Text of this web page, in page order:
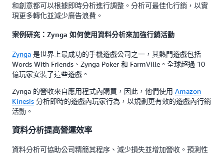
和創意都可以根據即時分析進行調整。分析可最佳化行銷，以實
現更多轉化並減少廣告浪費。
案例研究：Zynga 如何使用資料分析來加強行銷活動
Zynga 是世界上最成功的手機遊戲公司之一，其熱門遊戲包括
Words With Friends、Zynga Poker 和 FarmVille。全球超過 10
億玩家安裝了這些遊戲。
Zynga 的營收來自應用程式內購買，因此，他們使用 Amazon
Kinesis 分析即時的遊戲內玩家行為，以規劃更有效的遊戲內行銷
活動。
資料分析提高營運效率
資料分析可協助公司精簡其程序、減少損失並增加營收。預測性